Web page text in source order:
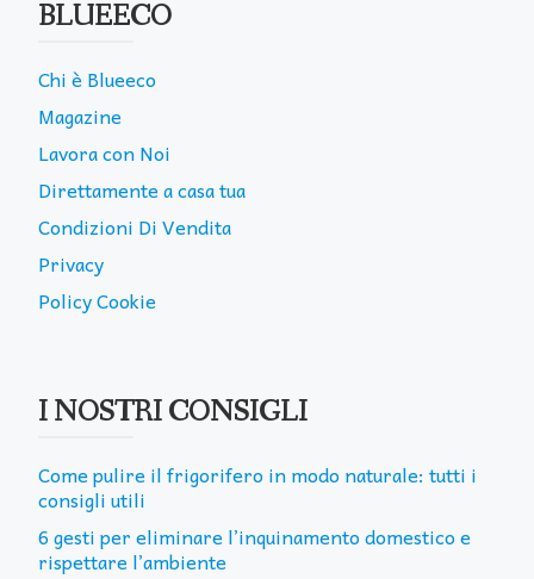
BLUEECO
Chi è Blueeco
Magazine
Lavora con Noi
Direttamente a casa tua
Condizioni Di Vendita
Privacy
Policy Cookie
I NOSTRI CONSIGLI
Come pulire il frigorifero in modo naturale: tutti i
consigli utili
6 gesti per eliminare l’inquinamento domestico e
rispettare l’ambiente